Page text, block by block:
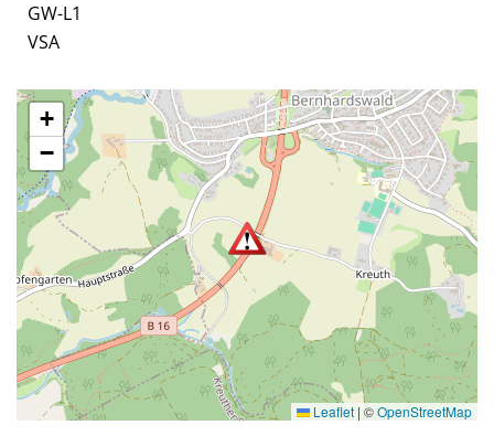
GW-L1
VSA
+
−
Leaflet | ©OpenStreetMap